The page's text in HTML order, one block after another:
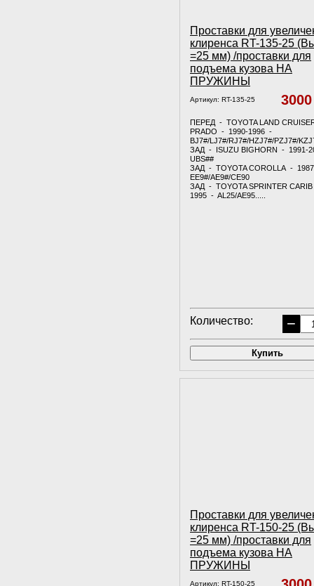
Проставки для
клиренса RT-135-25
=25 мм) /проставки для
подъема кузова НА
ПРУЖИНЫ
Артикул: RT-135-25
ПЕРЕД - TOYOTA LAND
PRADO - 1990-1996 -
BJ7#/LJ7#/RJ7#/HZJ7#/PZJ7#/
ЗАД - ISUZU BIGHORN - 1991-
UBS##
ЗАД - TOYOTA COROLLA -
EE9#/AE9#/CE90
ЗАД - TOYOTA SPRINTER
1995 - AL25/AE95.....
Количество: −
Купить
Проставки для
клиренса RT-150-25
=25 мм) /проставки для
подъема кузова НА
ПРУЖИНЫ
Артикул: RT-150-25